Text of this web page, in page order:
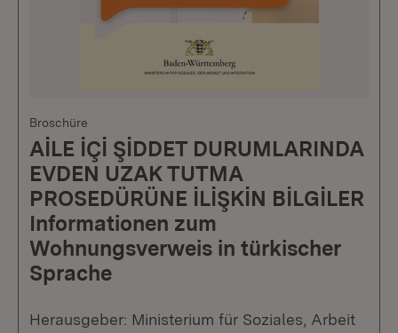
Broschüre
AİLE İÇİ ŞİDDET DURUMLARINDA
EVDEN UZAK TUTMA
PROSEDÜRÜNE İLİŞKİN BİLGİLER
Informationen zum
Wohnungsverweis in türkischer
Sprache
Herausgeber: Ministerium für Soziales, Arbeit